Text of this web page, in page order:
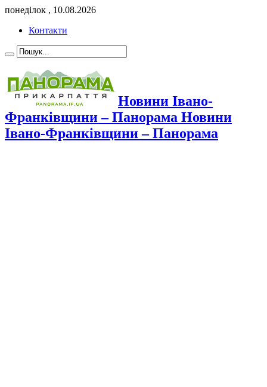
понеділок , 10.08.2026
Контакти
Новини Івано-
Франківщини – Панорама Новини
Івано-Франківщини – Панорама